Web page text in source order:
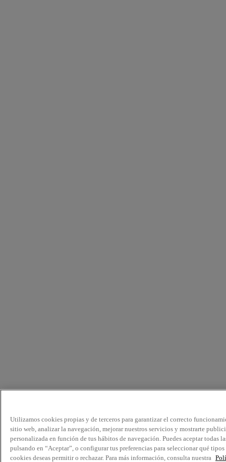
Utilizamos cookies propias y de terceros para garantizar el correcto
sitio web, analizar la navegación, mejorar nuestros servicios y mostrarte
personalizada en función de tus hábitos de navegación. Puedes aceptar todas
pulsando en “Aceptar”, o configurar tus preferencias para seleccionar qué tipos
cookies deseas permitir o rechazar. Para más información, consulta nuestra